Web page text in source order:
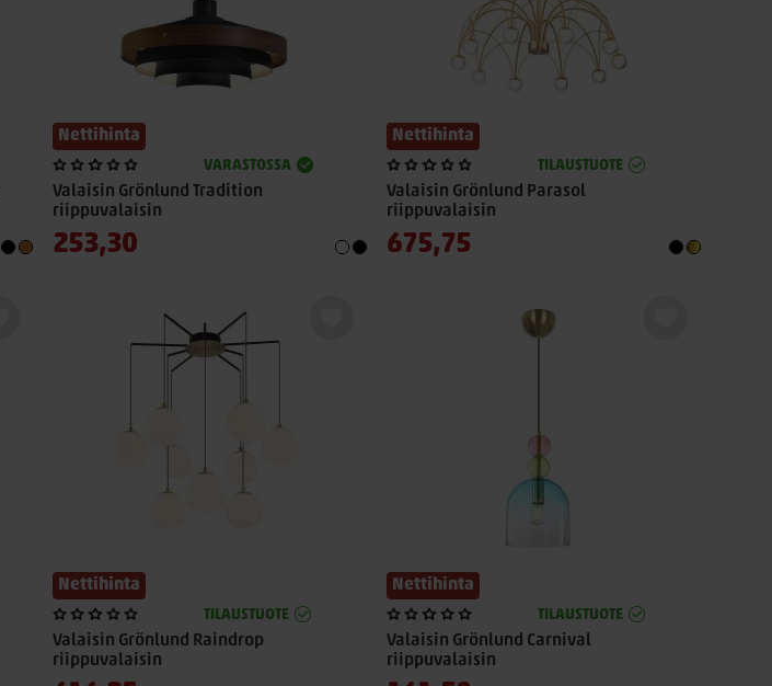
Nettihinta
VARASTOSSA
Valaisin Grönlund Tradition
riippuvalaisin
253,30
Nettihinta
TILAUSTUOTE
Valaisin Grönlund Parasol
riippuvalaisin
675,75
Nettihinta
TILAUSTUOTE
Valaisin Grönlund Raindrop
riippuvalaisin
Nettihinta
TILAUSTUOTE
Valaisin Grönlund Carnival
riippuvalaisin